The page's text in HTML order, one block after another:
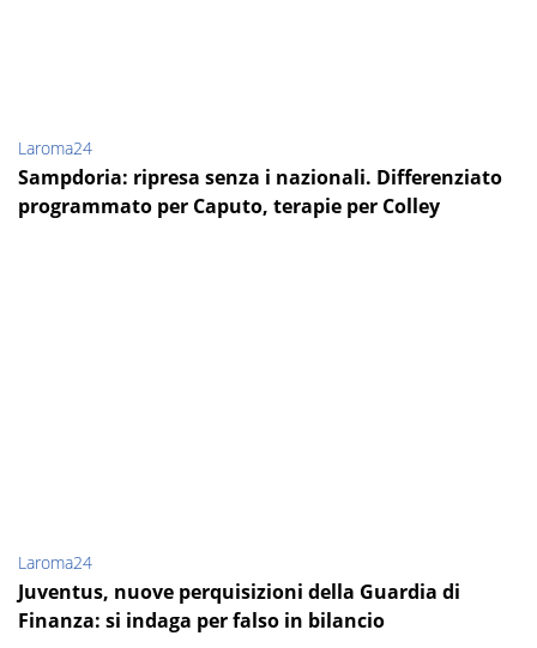
Laroma24
Sampdoria: ripresa senza i nazionali. Differenziato
programmato per Caputo, terapie per Colley
Laroma24
Juventus, nuove perquisizioni della Guardia di
Finanza: si indaga per falso in bilancio